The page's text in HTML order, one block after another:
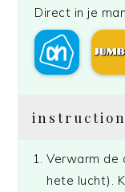
Direct in je
Verwarm de
hete lucht).